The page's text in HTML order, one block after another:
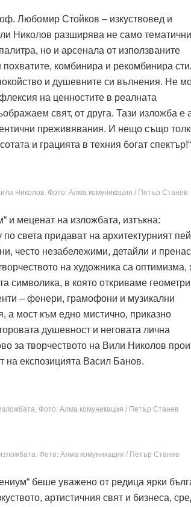
Любомир Стойков – изкуствовед и
Николов разширява не само
но и арсенала от използваните
комбинира и рекомбинира
и душевните си вълнения. Не
на ценностите в реалната
свят, от друга. Тази изложба е
преживявания. И нещо също
и грацията в техния богат
Николов. Фото: Алма комуникация / Петър Станев
и меценат на изложбата, изтъкна:
света придават на архитектурният
често незабележими, детайли и
на художника са оптимизма,
символика, в която откриваме
– фенери, грамофони и музикални
а мост към едно мистично, приказно
душевност и неговата лична
за творчеството на Вили Николов
на експозицията Васил Банов.
Фото: Алма комуникация / Петър Станев
Фото: Алма комуникация / Петър Станев
беше уважено от редица ярки
артистичния свят и бизнеса,